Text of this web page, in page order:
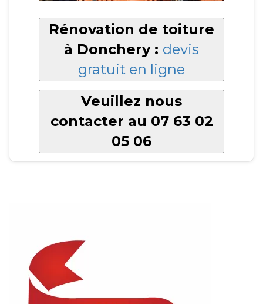
Rénovation de toiture
à Donchery : devis
gratuit en ligne
Veuillez nous
contacter au 07 63 02
05 06